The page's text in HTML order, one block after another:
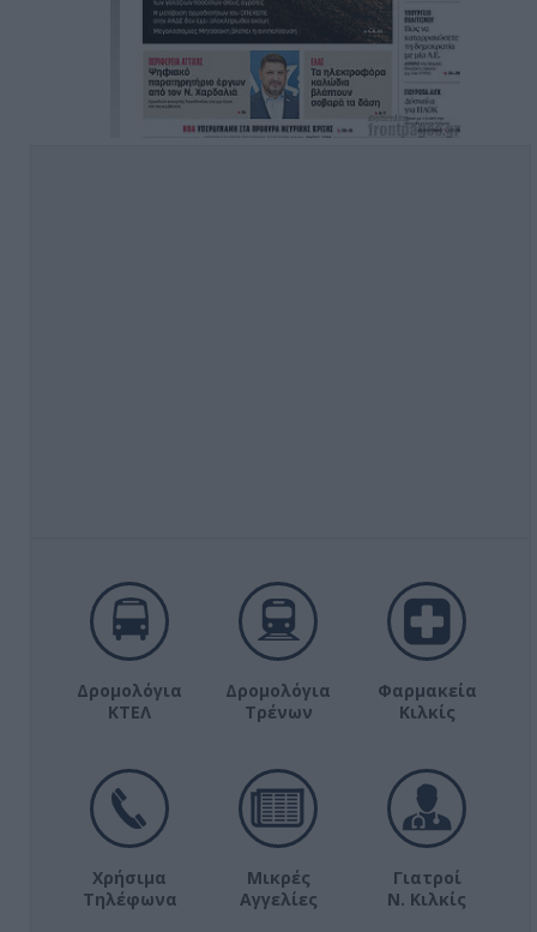
Δρομολόγια
ΚΤΕΛ
Δρομολόγια
Τρένων
Φαρμακεία
Κιλκίς
Χρήσιμα
Τηλέφωνα
Μικρές
Αγγελίες
Γιατροί
Ν. Κιλκίς